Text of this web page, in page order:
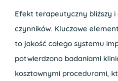
Efekt terapeutyczny bliższy i
czynników. Kluczowe
to jakość całego systemu
potwierdzona badaniami
kosztownymi procedurami,